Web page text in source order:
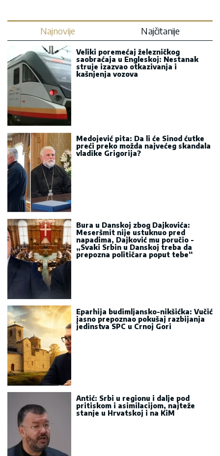
Najnovije Najčitanije
Veliki poremećaj železničkog
saobraćaja u Engleskoj: Nestanak
struje izazvao otkazivanja i
kašnjenja vozova
Medojević pita: Da li će Sinod ćutke
preći preko možda najvećeg skandala
vladike Grigorija?
Bura u Danskoj zbog Dajkovića:
Meseršmit nije ustuknuo pred
napadima, Dajković mu poručio -
„Svaki Srbin u Danskoj treba da
prepozna političara poput tebe“
Eparhija budimljansko-nikšićka: Vučić
jasno prepoznao pokušaj razbijanja
jedinstva SPC u Crnoj Gori
Antić: Srbi u regionu i dalje pod
pritiskom i asimilacijom, najteže
stanje u Hrvatskoj i na KiM